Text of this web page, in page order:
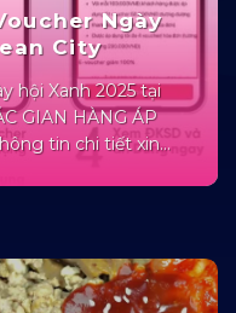
Ngày
City
hội Xanh 2025 tại
GIAN HÀNG ÁP
tin chi tiết xin